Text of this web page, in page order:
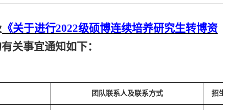
《关于进行2022级硕博连续培养研究生转博资
有关事宜通知如下：
团队联系人及联系方式 招生